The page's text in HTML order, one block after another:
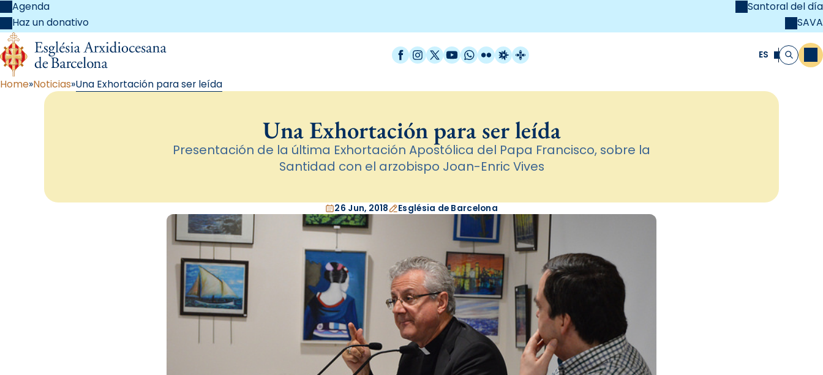
Agenda
Haz un donativo
Santoral del día
SAVA
Facebook
Instagram
X / Twitter
YouTube
WhatsApp
FlickrRadio Estel
Catalunya Cristiana ES Buscar
Home Noticias Una Exhortación para ser leída
Una Exhortación para ser leída
Presentación de la última Exhortación Apostólica del Papa Francisco, sobre la
Santidad con el arzobispo Joan-Enric Vives
26 Jun, 2018 Església de Barcelona